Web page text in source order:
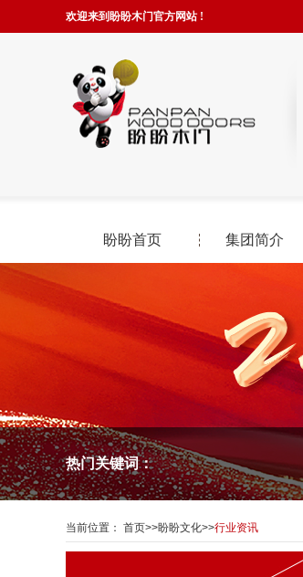
欢迎来到盼盼木门官方网站 !
盼盼首页 集团简介
热门关键词：
当前位置： 首页>>盼盼文化>>行业资讯